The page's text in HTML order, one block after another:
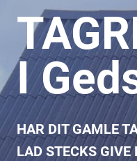
I
HAR DIT GAMLE
LAD STECKS